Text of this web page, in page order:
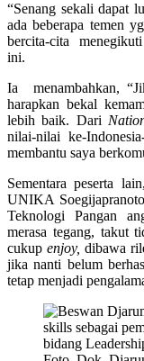
“Senang sekali dapat
ada beberapa temen
bercita-cita menegikuti
ini.
Ia menambahkan,
harapkan bekal
lebih baik. Dari
nilai-nilai ke-
membantu saya
Sementara peserta
UNIKA
Teknologi Pangan
merasa tegang, takut
cukup enjoy, dibawa
jika nanti belum
tetap menjadi